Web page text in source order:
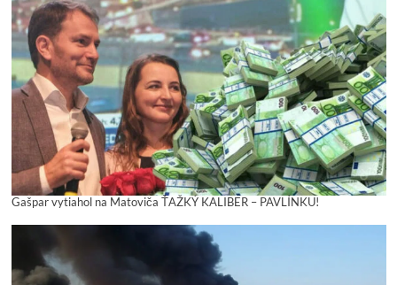
Gašpar vytiahol na Matoviča ŤAŽKÝ KALIBER – PAVLÍNKU!